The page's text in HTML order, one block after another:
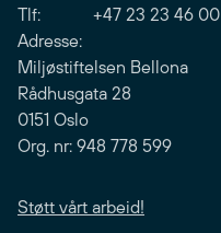
Tlf: +47 23 23 46 00
Adresse:
Miljøstiftelsen Bellona
Rådhusgata 28
0151 Oslo
Org. nr: 948 778 599
Støtt vårt arbeid!